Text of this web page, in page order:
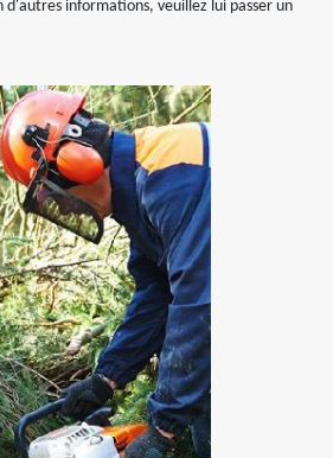
d'autres informations, veuillez lui passer un